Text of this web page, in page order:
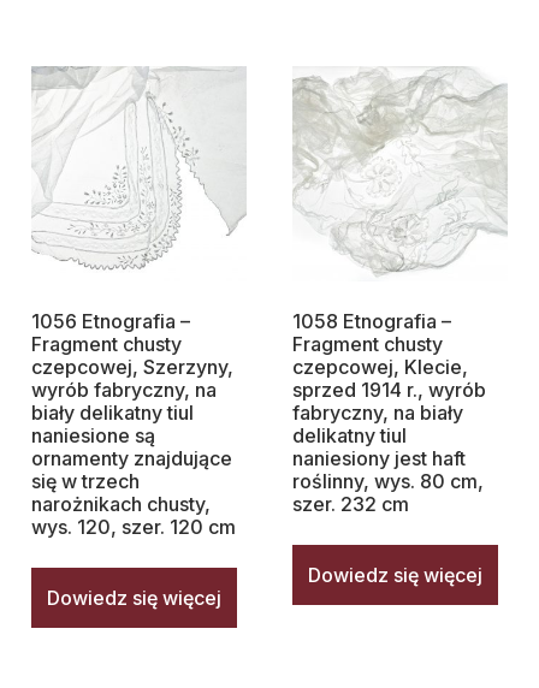
1056 Etnografia –
Fragment chusty
czepcowej, Szerzyny,
wyrób fabryczny, na
biały delikatny tiul
naniesione są
ornamenty znajdujące
się w trzech
narożnikach chusty,
wys. 120, szer. 120 cm
Dowiedz się więcej
1058 Etnografia –
Fragment chusty
czepcowej, Klecie,
sprzed 1914 r., wyrób
fabryczny, na biały
delikatny tiul
naniesiony jest haft
roślinny, wys. 80 cm,
szer. 232 cm
Dowiedz się więcej